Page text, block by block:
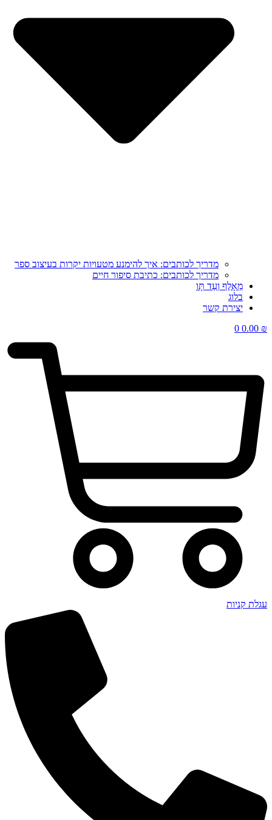
מדריך לכותבים: איך להימנע מטעויות יקרות בעיצוב ספר
מדריך לכותבים: כתיבת סיפור חיים
מֵאָלֶף וְעַד תָּו
בלוג
יצירת קשר
0.00 ₪
0
עגלת קניות